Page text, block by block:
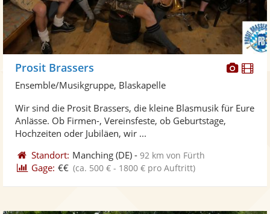
Fotos
Prosit Brassers
Ensemble/Musikgruppe, Blaskapelle
Wir sind die Prosit Brassers, die kleine Blasmusik für Eure
Anlässe. Ob Firmen-, Vereinsfeste, ob Geburtstage,
Hochzeiten oder Jubiläen, wir ...
Standort: Manching (DE) -92 km von Fürth
Gage: €€ (ca. 500 € - 1800 € pro Auftritt)